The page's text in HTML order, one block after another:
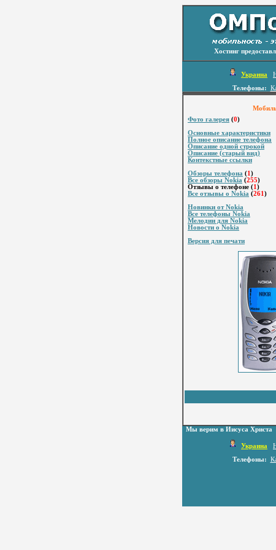
Хостинг
Украина
Телефоны:
Фото галерея (0)
Основные характеристики
Полное описание телефона
Описание одной строкой
Описание (старый вид)
Контекстные ссылки
Обзоры телефона (1 )
Все обзоры Nokia (255)
Отзывы о телефоне (1 )
Все отзывы о Nokia (261 )
Новинки от Nokia
Все телефоны Nokia
Мелодии для Nokia
Новости о Nokia
Версия для печати
Мы верим в Иисуса Христа
Украина
Телефоны: